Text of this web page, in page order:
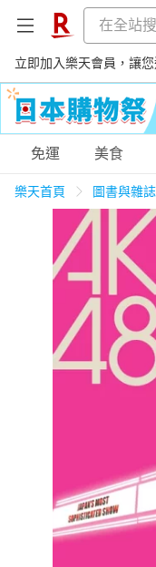
立即加入樂天會員，讓您
購物網分類
天天免運 美
居家生活
電子/
免運 美食
樂天首頁 圖書與雜誌